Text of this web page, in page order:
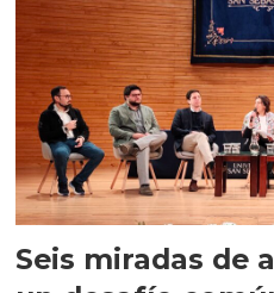
Seis miradas de